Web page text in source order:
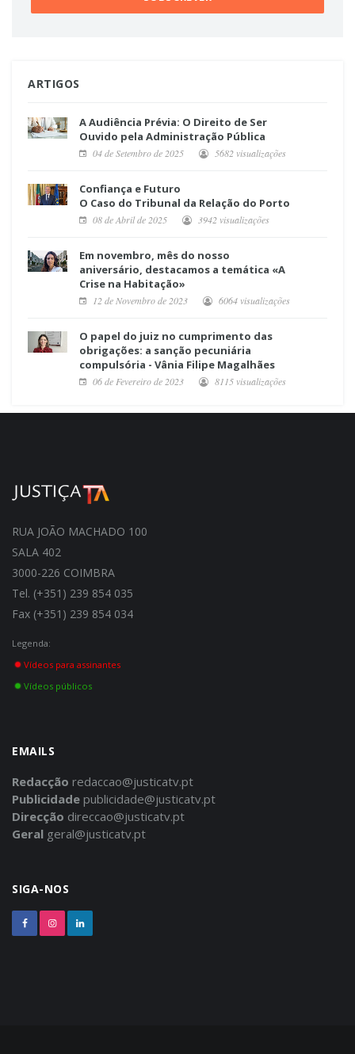
ARTIGOS
A Audiência Prévia: O Direito de Ser
Ouvido pela Administração Pública
04 de Setembro de 2025 5682 visualizações
Confiança e Futuro
O Caso do Tribunal da Relação do Porto
08 de Abril de 2025 3942 visualizações
Em novembro, mês do nosso
aniversário, destacamos a temática «A
Crise na Habitação»
12 de Novembro de 2023 6064 visualizações
O papel do juiz no cumprimento das
obrigações: a sanção pecuniária
compulsória - Vânia Filipe Magalhães
06 de Fevereiro de 2023 8115 visualizações
RUA JOÃO MACHADO 100
SALA 402
3000-226 COIMBRA
Tel. (+351) 239 854 035
Fax (+351) 239 854 034
Legenda:
Vídeos para assinantes
Vídeos públicos
EMAILS
Redacção redaccao@justicatv.pt
Publicidade publicidade@justicatv.pt
Direcção direccao@justicatv.pt
Geral geral@justicatv.pt
SIGA-NOS